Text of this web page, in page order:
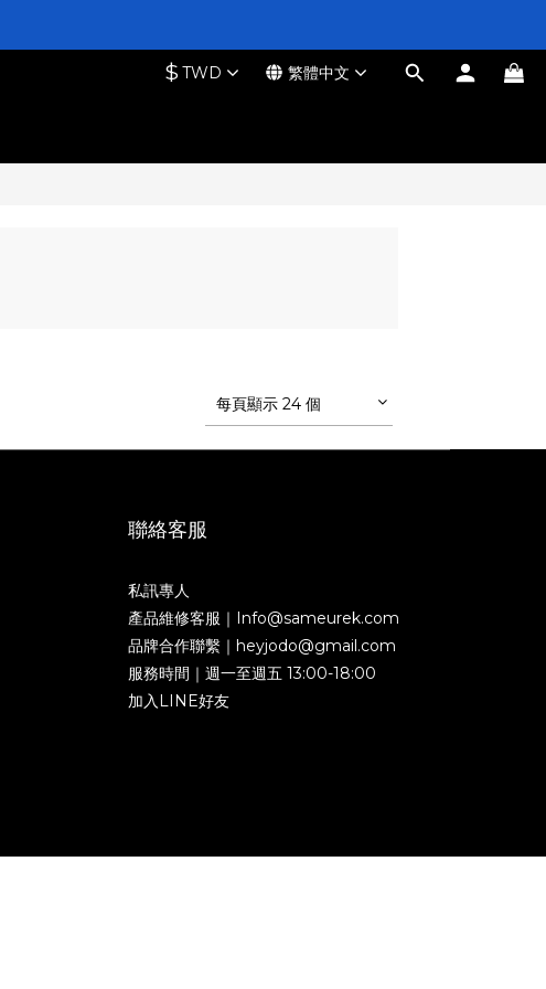
$ TWD 繁體中文
每頁顯示 24 個
聯絡客服
私訊專人
產品維修客服｜Info@sameurek.com
品牌合作聯繫｜heyjodo@gmail.com
服務時間｜週一至週五 13:00-18:00
加入LINE好友